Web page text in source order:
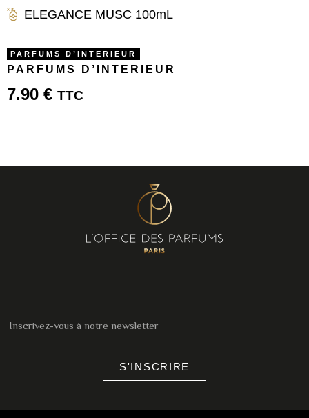
ELEGANCE MUSC 100mL
PARFUMS D’INTERIEUR
PARFUMS D’INTERIEUR
7.90 € TTC
S'INSCRIRE